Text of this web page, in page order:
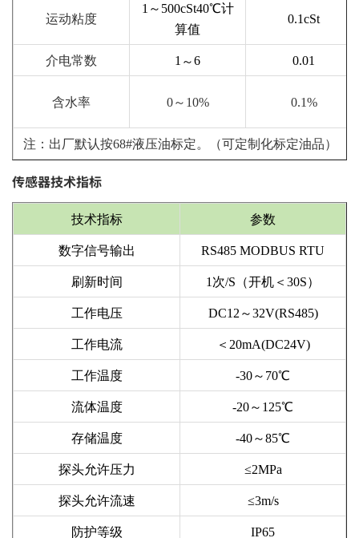
运动粘度
1～500cSt40℃计
算值
0.1cSt
介电常数 1 ～6 0.01
含水率 0～10% 0.1%
注 ：出厂默认按68#液压油标定。 （可定制化标定油品）
传感器技术指标
技术指标 参数
数字信号输出 RS485 MODBUS RTU
刷新时间 1次/S（开机＜30S）
工作电压 DC12～32V(RS485)
工作电流 ＜ 20mA(DC24V)
工作温度 -30～70℃
流体温度 -20～ 125℃
存储温度 -40～85℃
探头允许压力 ≤2MPa
探头允许流速 ≤3m/s
防护等级 IP65